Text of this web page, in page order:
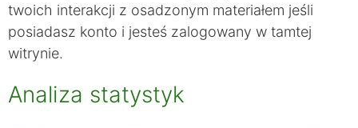
twoich interakcji z osadzonym materiałem jeśli
posiadasz konto i jesteś zalogowany w tamtej
witrynie.
Analiza statystyk